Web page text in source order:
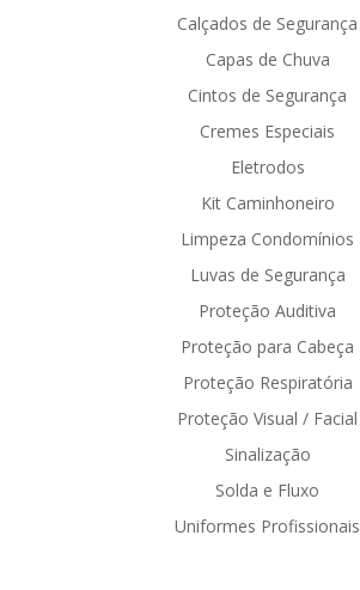
Calçados de Segurança
Capas de Chuva
Cintos de Segurança
Cremes Especiais
Eletrodos
Kit Caminhoneiro
Limpeza Condomínios
Luvas de Segurança
Proteção Auditiva
Proteção para Cabeça
Proteção Respiratória
Proteção Visual / Facial
Sinalização
Solda e Fluxo
Uniformes Profissionais